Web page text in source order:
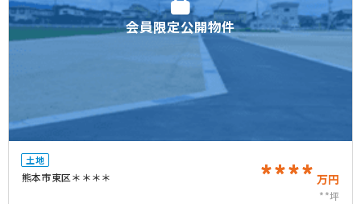
会員限定公開物件
土地
熊本市東区＊＊＊＊ **** 万円
**坪